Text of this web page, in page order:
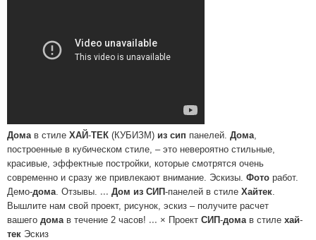
Дома в стиле ХАЙ-ТЕК (КУБИЗМ) из сип панелей. Дома
построенные в кубическом стиле, – это невероятно стильные,
красивые, эффектные постройки, которые смотрятся очень
современно и сразу же привлекают внимание. Эскизы. Фото работ.
Демо-дома . Отзывы. ... Дом из СИП-панелей в стиле Хайтек
Вышлите нам свой проект, рисунок, эскиз – получите расчет
вашего дома в течение 2 часов! ... × Проект СИП-дома в стиле хай-
тек Эскиз